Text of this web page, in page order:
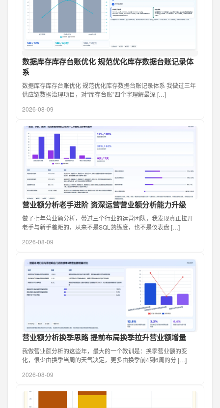
数据库存库存台账优化 规范优化库存数据台账记录体
系
数据库存库存台账优化 规范优化库存数据台账记录体系 我做过三年
供应链数据治理项目，对“库存台账”四个字理解最深 […]
2026-08-09
营业额分析老手进阶 资深运营营业额分析能力升级
做了七年营业额分析，带过三个行业的运营团队，我发现真正拉开
老手与新手差距的，从来不是SQL熟练度，也不是仪表盘 […]
2026-08-09
营业额分析换季思路 提前布局换季拉升营业额增量
我做营业额分析的这些年，最大的一个教训是：换季营业额的变
化，很少由换季当周的天气决定，更多由换季前4到6周的分 […]
2026-08-09